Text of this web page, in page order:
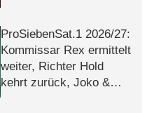
ProSiebenSat.1 2026/​27:
Kommissar Rex ermittelt
weiter, Richter Hold
kehrt zurück, Joko &